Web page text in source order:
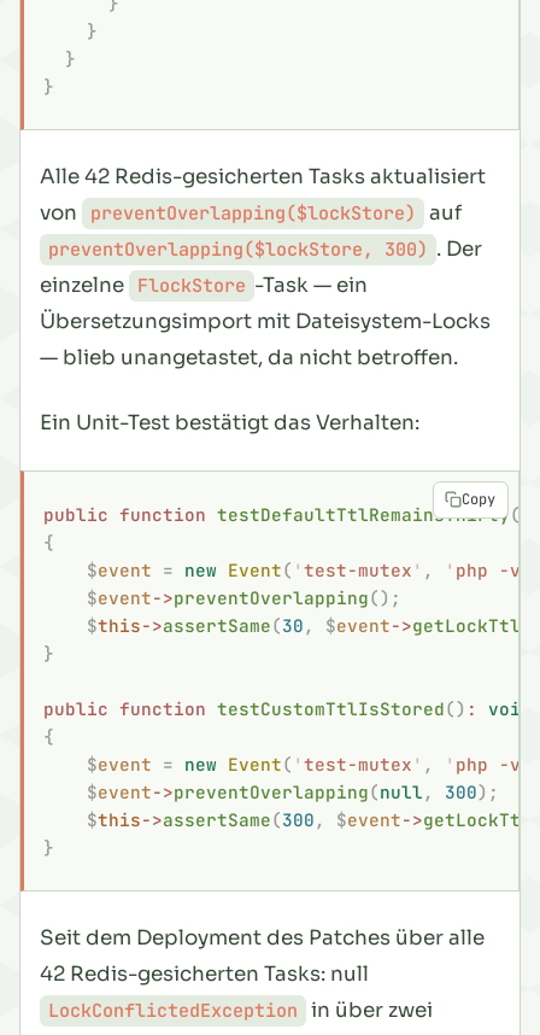
    }
  }
}
Alle 42 Redis-gesicherten Tasks aktualisiert
von
preventOverlapping($lockStore) auf
preventOverlapping($lockStore, 300) . Der
einzelne FlockStore -Task — ein
Übersetzungsimport mit Dateisystem-Locks
— blieb unangetastet, da nicht betroffen.
Ein Unit-Test bestätigt das Verhalten:
public function testDefaultTtlRemainsThirty()
{
    $
event = new Event( ' test-mutex ' , ' php -v
    $
event->preventOverlapping();
    $
this->assertSame(30 , $event->getLockTtl
}
public function testCustomTtlIsStored() :
void
{
    $
event = new Event( ' test-mutex ' , ' php -v
    $
event->preventOverlapping(null , 300);
    $
this->assertSame(300 , $event->getLockTtl
}
Copy
Seit dem Deployment des Patches über alle
42 Redis-gesicherten Tasks: null
LockConflictedException in über zwei